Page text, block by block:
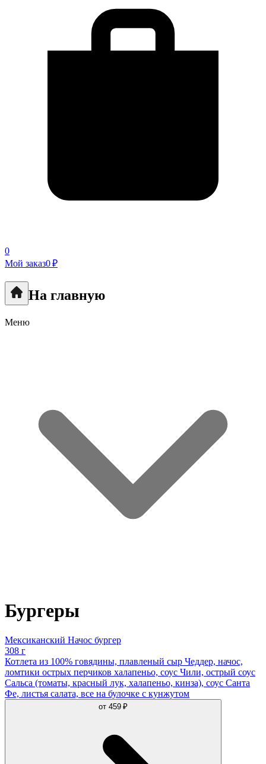
0
Мой заказ0 ₽
На главную
Меню
Бургеры
Мексиканский Начос бургер
308 г
Котлета из 100% говядины, плавленый сыр Чеддер, начос,
ломтики острых перчиков халапеньо, соус Чили, острый соус
Сальса (томаты, красный лук, халапеньо, кинза), соус Санта
Фе, листья салата, все на булочке с кунжутом
от 459 ₽